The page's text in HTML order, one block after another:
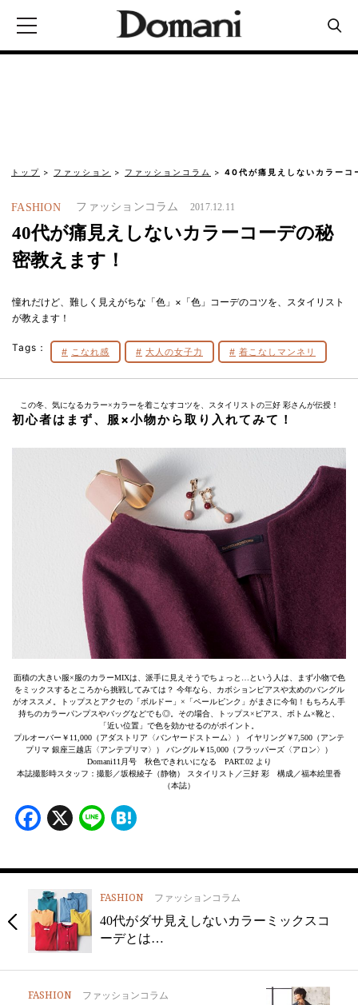
トップ ファッション ファッションコラム 40代が痛見えしないカラーコ
FASHION ファッションコラム 2017.12.11
40代が痛見えしないカラーコーデの秘
密教えます！
憧れだけど、難しく見えがちな「色」×「色」コーデのコツを、スタイリスト
が教えます！
Tags： こなれ感 大人の女子力 着こなしマンネリ
この冬、気になるカラー×カラーを着こなすコツを、スタイリストの三好 彩さんが伝授！
初心者はまず、服×小物から取り入れてみて！
面積の大きい服×服のカラーMIXは、派手に見えそうでちょっと…という人は、まず小物で色
をミックスするところから挑戦してみては？ 今年なら、カボションピアスや太めのバングル
がオススメ。トップスとアクセの「ボルドー」×「ペールピンク」がまさに今旬！もちろん手
持ちのカラーパンプスやバッグなどでも◎。その場合、トップス×ピアス、ボトム×靴と、
「近い位置」で色を効かせるのがポイント。
プルオーバー￥11,000（アダストリア〈バンヤードストーム〉） イヤリング￥7,500（アンテ
プリマ 銀座三越店〈アンテプリマ〉） バングル￥15,000（フラッパーズ〈アロン〉）
Domani11月号 秋色できれいになる PART.02 より
本誌撮影時スタッフ：撮影／坂根綾子（静物） スタイリスト／三好 彩 構成／福本絵里香
（本誌）
Facebook
X Line
FASHION ファッションコラム
40代がダサ見えしないカラーミックスコ
ーデとは…
FASHION ファッションコラム